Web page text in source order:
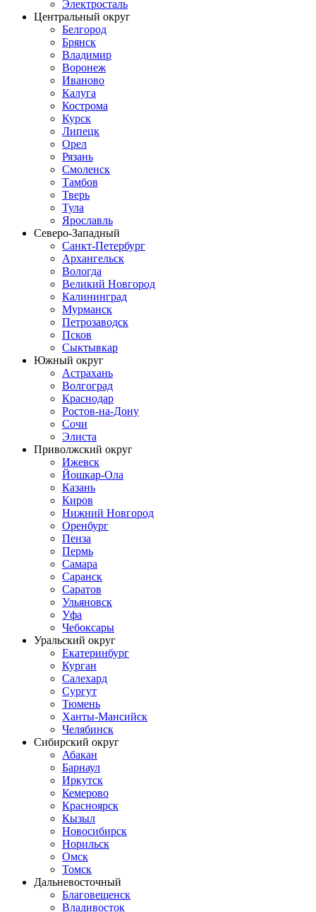
Электросталь
Центральный округ
Белгород
Брянск
Владимир
Воронеж
Иваново
Калуга
Кострома
Курск
Липецк
Орел
Рязань
Смоленск
Тамбов
Тверь
Тула
Ярославль
Северо-Западный
Санкт-Петербург
Архангельск
Вологда
Великий Новгород
Калининград
Мурманск
Петрозаводск
Псков
Сыктывкар
Южный округ
Астрахань
Волгоград
Краснодар
Ростов-на-Дону
Сочи
Элиста
Приволжский округ
Ижевск
Йошкар-Ола
Казань
Киров
Нижний Новгород
Оренбург
Пенза
Пермь
Самара
Саранск
Саратов
Ульяновск
Уфа
Чебоксары
Уральский округ
Екатеринбург
Курган
Салехард
Сургут
Тюмень
Ханты-Мансийск
Челябинск
Сибирский округ
Абакан
Барнаул
Иркутск
Кемерово
Красноярск
Кызыл
Новосибирск
Норильск
Омск
Томск
Дальневосточный
Благовещенск
Владивосток